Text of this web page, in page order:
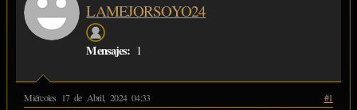
LAMEJORSOYO24
Mensajes: 1
Miércoles 17 de Abril, 2024 04:33 #1